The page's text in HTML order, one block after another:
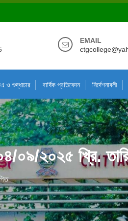
EMAIL
ও শুদ্ধাচার বার্ষিক প্রতিবেদন নির্দেশনাবলী
০৪/০৯/২০২৫ খ্রি.